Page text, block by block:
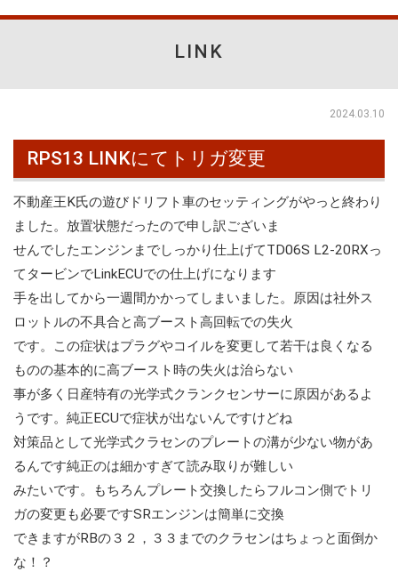
LINK
2024.03.10
RPS13 LINKにてトリガ変更
不動産王K氏の遊びドリフト車のセッティングがやっと終わり
ました。放置状態だったので申し訳ございま
せんでしたエンジンまでしっかり仕上げてTD06S L2-20RXっ
てタービンでLinkECUでの仕上げになります
手を出してから一週間かかってしまいました。原因は社外ス
ロットルの不具合と高ブースト高回転での失火
です。この症状はプラグやコイルを変更して若干は良くなる
ものの基本的に高ブースト時の失火は治らない
事が多く日産特有の光学式クランクセンサーに原因があるよ
うです。純正ECUで症状が出ないんですけどね
対策品として光学式クラセンのプレートの溝が少ない物があ
るんです純正のは細かすぎて読み取りが難しい
みたいです。もちろんプレート交換したらフルコン側でトリ
ガの変更も必要ですSRエンジンは簡単に交換
できますがRBの３２，３３までのクラセンはちょっと面倒か
な！？